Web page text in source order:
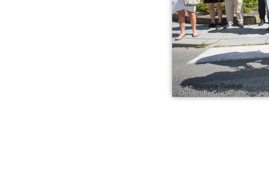
© Christophe Gardner